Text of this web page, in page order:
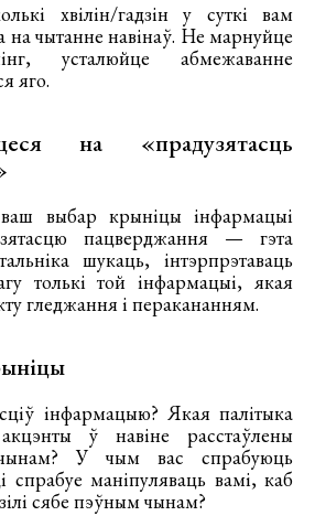
хвілін/гадзін у суткі вам
на чытанне навінаў. Не марнуйце
усталюйце абмежаванне
яго.
на «прадузятасць
выбар крыніцы інфармацыі
пацверджання — гэта
шукаць, інтэрпрэтаваць
толькі той інфармацыі, якая
гледжання і перакананням.
інфармацыю? Якая палітыка
ў навіне расстаўлены
чынам? У чым вас спрабуюць
спрабуе маніпуляваць вамі, каб
сябе пэўным чынам?